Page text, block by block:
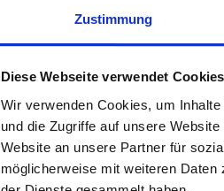
Zustimmung
Diese Webseite verwendet Cookies
Wir verwenden Cookies, um
und die Zugriffe auf unsere
Website an unsere Partner für
möglicherweise mit weiteren